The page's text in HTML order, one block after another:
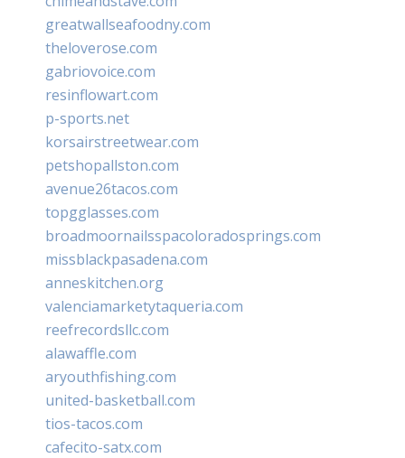
greatwallseafoodny.com
theloverose.com
gabriovoice.com
resinflowart.com
p-sports.net
korsairstreetwear.com
petshopallston.com
avenue26tacos.com
topgglasses.com
broadmoornailsspacoloradosprings.com
missblackpasadena.com
anneskitchen.org
valenciamarketytaqueria.com
reefrecordsllc.com
alawaffle.com
aryouthfishing.com
united-basketball.com
tios-tacos.com
cafecito-satx.com